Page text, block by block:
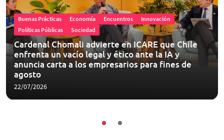
Buenas Prácticas Economía Encuentros
Innovación
Políticas Públicas
Sociedad
Cardenal Chomali advierte en ICARE que Chile
enfrenta un vacío legal y ético ante la IA y
anuncia carta a los empresarios para fines de
agosto
22/07/2026